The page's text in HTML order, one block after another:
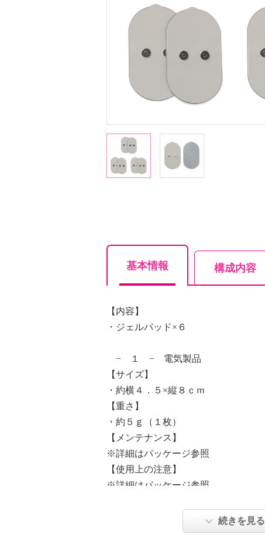
基本情報 構成内容
【内容】
・ジェルパッド×６
− １ − 電気製品
【サイズ】
・約横４．５×縦８ｃｍ
【重さ】
・約５ｇ（１枚）
【メンテナンス】
※詳細はパッケージ参照
【使用上の注意】
※詳細はパッケージ参照
【保証（有無）、保証期間】
続きを見る